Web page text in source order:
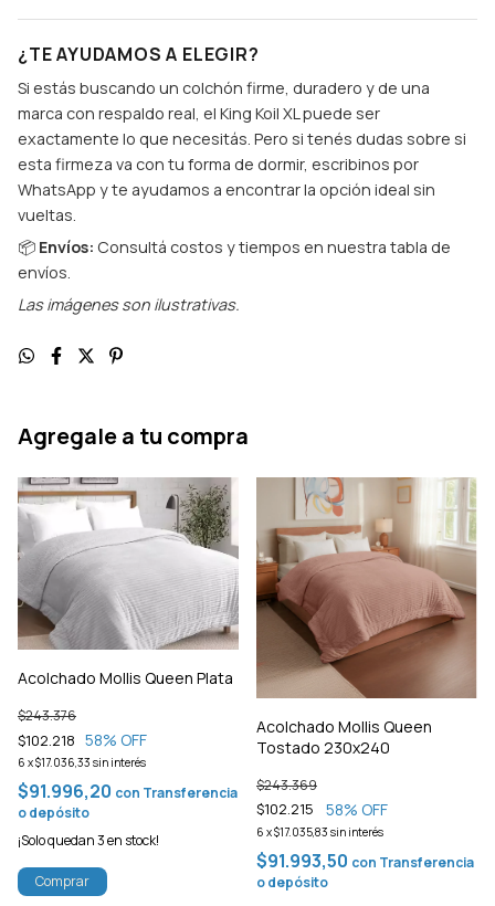
¿TE AYUDAMOS A ELEGIR?
Si estás buscando un colchón firme, duradero y de una
marca con respaldo real, el King Koil XL puede ser
exactamente lo que necesitás. Pero si tenés dudas sobre si
esta firmeza va con tu forma de dormir, escribinos por
WhatsApp y te ayudamos a encontrar la opción ideal sin
vueltas.
📦 Envíos: Consultá costos y tiempos en nuestra tabla de
envíos.
Las imágenes son ilustrativas.
Agregale a tu compra
Acolchado Mollis Queen Plata
$102.218
$243.376
58% OFF
6 x$17.036,33 sin interés
$91.996,20 con Transferencia
o depósito
¡Solo quedan3en stock!
Comprar
Acolchado Mollis Queen
Tostado 230x240
$102.215
$243.369
58% OFF
6 x$17.035,83 sin interés
$91.993,50 con Transferencia
o depósito